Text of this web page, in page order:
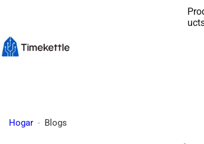
Hogar Blogs